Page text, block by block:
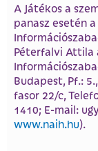
A Játékos a
panasz esetén
Péterfalvi Attila
Budapest, Pf.:
fasor 22/c,
1410; E-mail:
www.naih.hu).